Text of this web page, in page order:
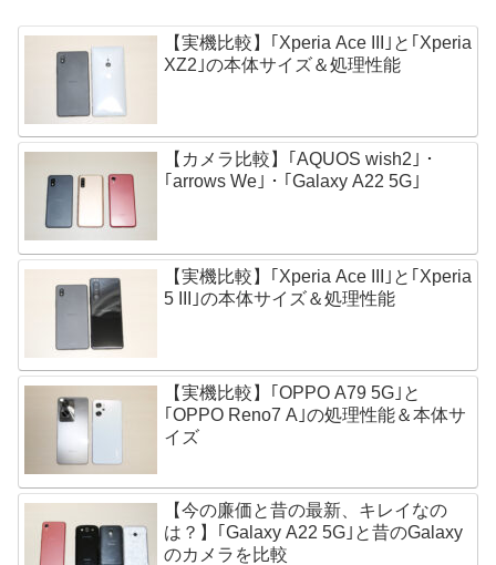
【実機比較】｢Xperia Ace III｣と｢Xperia
XZ2｣の本体サイズ＆処理性能
【カメラ比較】｢AQUOS wish2｣・
｢arrows We｣・｢Galaxy A22 5G｣
【実機比較】｢Xperia Ace III｣と｢Xperia
5 III｣の本体サイズ＆処理性能
【実機比較】｢OPPO A79 5G｣と
｢OPPO Reno7 A｣の処理性能＆本体サ
イズ
【今の廉価と昔の最新、キレイなの
は？】｢Galaxy A22 5G｣と昔のGalaxy
のカメラを比較